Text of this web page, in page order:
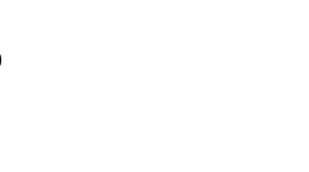
conectar geradores
a transmissão
as demandas severas